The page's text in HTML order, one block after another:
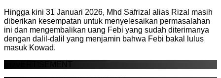
Hingga kini 31 Januari 2026, Mhd Safrizal alias Rizal masih
diberikan kesempatan untuk menyelesaikan permasalahan
ini dan mengembalikan uang Febi yang sudah diterimanya
dengan dalil-dalil yang menjamin bahwa Febi bakal lulus
masuk Kowad.
ADVERTISEMENT